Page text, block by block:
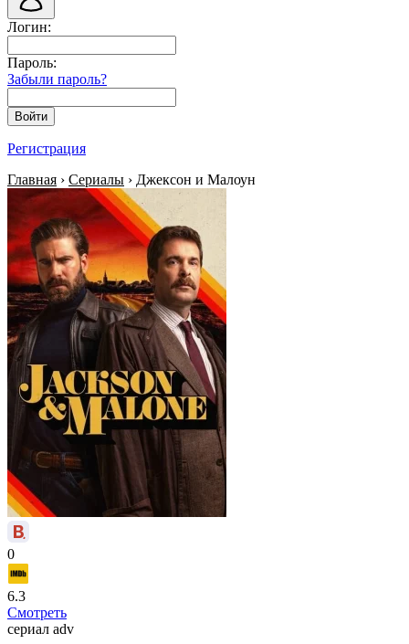
Логин:
Пароль:
Забыли пароль?
Войти
Регистрация
Главная › Сериалы › Джексон и Малоун
0
6.3
Смотреть
сериал adv